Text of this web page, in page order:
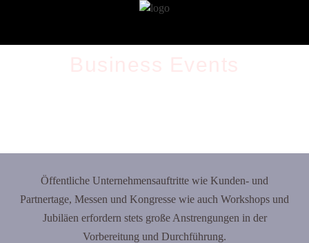
Öffentliche Unternehmensauftritte wie Kunden- und
Partnertage, Messen und Kongresse wie auch Workshops und
Jubiläen erfordern stets große Anstrengungen in der
Vorbereitung und Durchführung.